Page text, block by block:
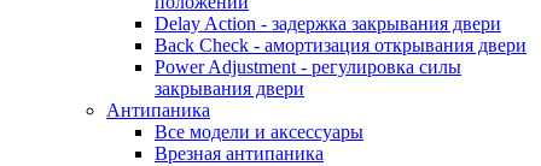
Delay Action - задержка закрывания двери
Back Check - амортизация открывания двери
Power Adjustment - регулировка силы
закрывания двери
Антипаника
Все модели и аксессуары
Врезная антипаника